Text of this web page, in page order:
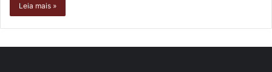
Leia mais »